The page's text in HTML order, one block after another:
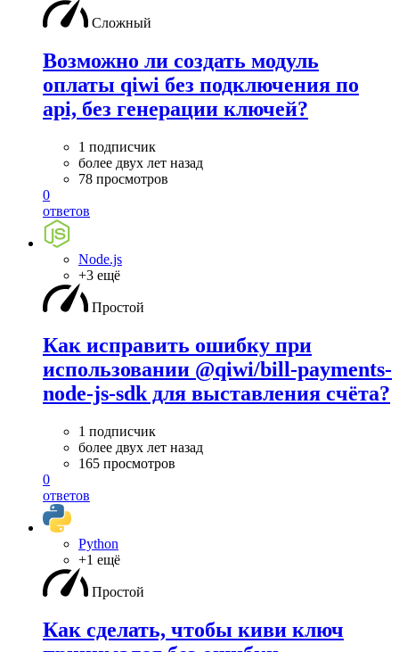
Сложный
Возможно ли создать модуль
оплаты qiwi без подключения по
api, без генерации ключей?
1 подписчик
более двух лет назад
78 просмотров
0
ответов
Node.js
+3 ещё
Простой
Как исправить ошибку при
использовании @qiwi/bill-payments-
node-js-sdk для выставления счёта?
1 подписчик
более двух лет назад
165 просмотров
0
ответов
Python
+1 ещё
Простой
Как сделать, чтобы киви ключ